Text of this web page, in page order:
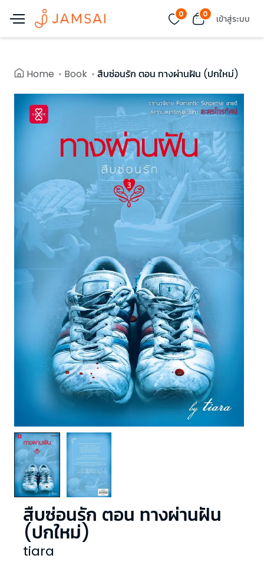
0 0 เข้าสู่ระบบ
Home Book สืบซ่อนรัก ตอน ทางผ่านฝัน (ปกใหม่)
สืบซ่อนรัก ตอน ทางผ่านฝัน
(ปกใหม่)
tiara